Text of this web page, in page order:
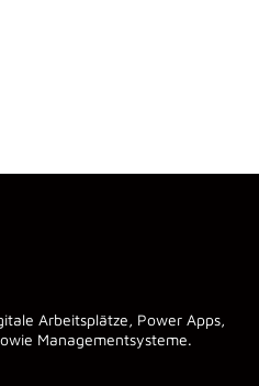
Arbeitsplätze, Power Apps,
Managementsysteme.